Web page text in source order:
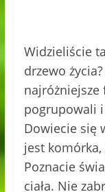
Widzieliście
drzewo
najróżniejsze
pogrupowali
Dowiecie się
jest
Poznacie
ciała. Nie